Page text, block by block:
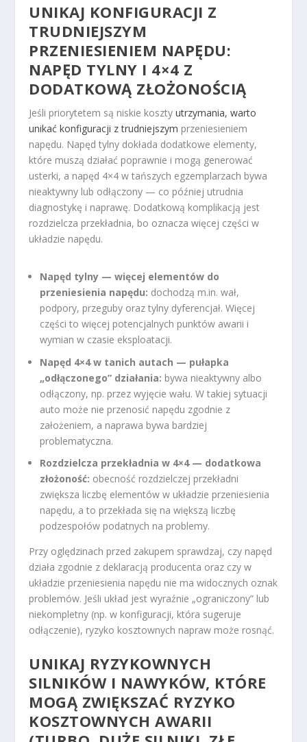
UNIKAJ KONFIGURACJI Z
TRUDNIEJSZYM
PRZENIESIENIEM NAPĘDU:
NAPĘD TYLNY I 4×4 Z
DODATKOWĄ ZŁOŻONOŚCIĄ
Jeśli priorytetem są niskie kosztyutrzymania, warto
unikać konfiguracji z trudniejszym przeniesieniem
napędu. Napęd tylny dokłada dodatkowe elementy,
które muszą działać poprawnie i mogą generować
usterki, a napęd 4×4 w tańszych egzemplarzach bywa
nieaktywny lub odłączony — co później utrudnia
diagnostykę i naprawę. Dodatkową komplikacją jest
rozdzielcza przekładnia, bo oznacza więcej części w
układzie napędu.
Napęd tylny — więcej elementów do
przeniesienia napędu: dochodzą m.in. wał,
podpory, przeguby oraz tylny dyferencjał. Więcej
części to więcej potencjalnych punktów awarii i
wymian w czasie eksploatacji.
Napęd 4×4 w tanich autach — pułapka
„odłączonego” działania: bywa nieaktywny albo
odłączony, np. przez wyjęcie wału. W takiej sytuacji
auto może nie przenosić napędu zgodnie z
założeniem, a naprawa bywa bardziej
problematyczna.
Rozdzielcza przekładnia w 4×4 — dodatkowa
złożoność: obecność rozdzielczej przekładni
zwiększa liczbę elementów w układzie przeniesienia
napędu, a to przekłada się na większą liczbę
podzespołów podatnych na problemy.
Przy oględzinach przed zakupem sprawdzaj, czy napęd
działa zgodnie z deklaracją producenta oraz czy w
układzie przeniesienia napędu nie ma widocznych oznak
problemów. Jeśli układ jest wyraźnie „ograniczony” lub
niekompletny (np. w konfiguracji, która sugeruje
odłączenie), ryzyko kosztownych napraw może rosnąć.
UNIKAJ RYZYKOWNYCH
SILNIKÓW I NAWYKÓW, KTÓRE
MOGĄ ZWIĘKSZAĆ RYZYKO
KOSZTOWNYCH AWARII